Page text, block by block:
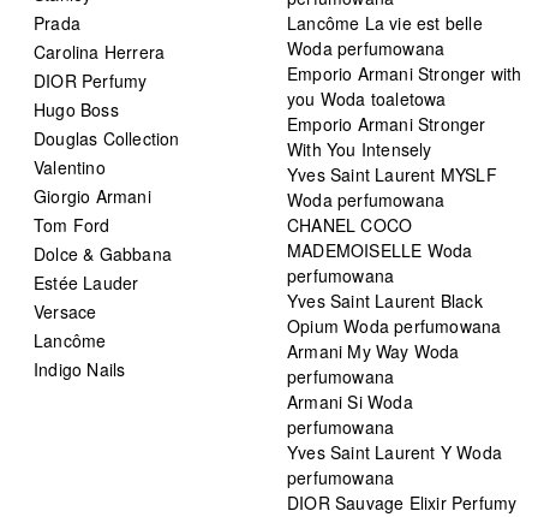
Prada
Carolina Herrera
DIOR Perfumy
Hugo Boss
Douglas Collection
Valentino
Giorgio Armani
Tom Ford
Dolce & Gabbana
Estée Lauder
Versace
Lancôme
Indigo Nails
Lancôme La vie est belle
Woda perfumowana
Emporio Armani Stronger with
you Woda toaletowa
Emporio Armani Stronger
With You Intensely
Yves Saint Laurent MYSLF
Woda perfumowana
CHANEL COCO
MADEMOISELLE Woda
perfumowana
Yves Saint Laurent Black
Opium Woda perfumowana
Armani My Way Woda
perfumowana
Armani Si Woda
perfumowana
Yves Saint Laurent Y Woda
perfumowana
DIOR Sauvage Elixir Perfumy